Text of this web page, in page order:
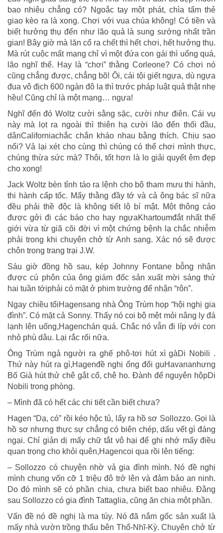
bao nhiêu chẳng có? Ngoắc tay một phát, chìa tấm thẻ
giao kèo ra là xong. Chơi với vua chúa không! Có tiền và
biết hưởng thụ đến như lão quả là sung sướng nhất trần
gian! Bây giờ mà lăn cổ ra chết thì hết chơi, hết hưởng thụ.
Mà rút cuộc mất mạng chỉ vì một đứa con gái thì uổng quá,
lão nghĩ thế. Hay là “chơi” thằng Corleone? Có chơi nó
cũng chẳng được, chẳng bõ! Ôi, cái tội giết ngựa, dù ngựa
đua vô địch 600 ngàn đô la thì trước pháp luật quả thật nhẹ
hều! Cũng chỉ là một mạng… ngựa!
Nghĩ đến đó Woltz cười sằng sặc, cười như điên. Cái vụ
này mà lọt ra ngoài thì thiên hạ cười lão đến thối đầu,
dânCaliforniachắc chắn kháo nhau bằng thích. Chịu sao
nổi? Vả lại xét cho cùng thì chúng có thể chơi mình thực,
chúng thừa sức mà? Thôi, tốt hơn là lo giải quyết êm đẹp
cho xong!
Jack Woltz bèn tỉnh táo ra lệnh cho bộ tham mưu thi hành,
thi hành cấp tốc. Mấy thằng đầy tớ và cả ông bác sĩ nữa
đều phải thề độc là không tiết lộ bí mật. Một thông cáo
được gởi đi các báo cho hay ngựaKhartoumđắt nhất thế
giới vừa từ giã cõi đời vì một chứng bệnh lạ chắc nhiễm
phải trong khi chuyên chở từ Anh sang. Xác nó sẽ được
chôn trong trang trại J.W.
Sáu giờ đồng hồ sau, kép Johnny Fontane bỗng nhận
được cú phôn của ông giám đốc sản xuất mời sáng thứ
hai tuần tớiphải có mặt ở phim trường để nhận “rôn”.
Ngay chiều tốiHagensang nhà Ông Trùm họp “hội nghị gia
đình”. Có mặt cả Sonny. Thấy nó coi bộ mệt mỏi nâng ly đá
lạnh lên uống,Hagenchán quá. Chắc nó vẫn đi líp với con
nhỏ phù dâu. Lại rắc rối nữa.
Ông Trùm ngả người ra ghế phô-tơi hút xì gàDi Nobili .
Thứ này hút ra gì,Hagenđề nghị ổng đổi guHavananhưng
Bố Già hút thử chê gắt cổ, chê ho. Đành để nguyên hộpDi
Nobili trong phòng.
– Mình đã có hết các chi tiết cần biết chưa?
Hagen “Dạ, có” rồi kéo hộc tủ, lấy ra hồ sơ Sollozzo. Gọi là
hồ sơ nhưng thực sự chẳng có biên chép, dấu vết gì đáng
ngại. Chỉ giản dị mấy chữ tắt vô hại để ghi nhớ mấy điều
quan trọng cho khỏi quên,Hagencoi qua rồi lên tiếng:
– Sollozzo có chuyện nhờ vả gia đình mình. Nó đề nghị
mình chung vốn cỡ 1 triệu đô trở lên và đảm bảo an ninh.
Do đó mình sẽ có phần chia, chưa biết bao nhiêu. Đằng
sau Sollozzo có gia đình Tattaglia, cũng ăn chia một phần.
Vấn đề nó đề nghị là ma túy. Nó đã nắm gốc sản xuất là
mấy nhà vườn trồng thẩu bên Thổ-Nhĩ-Kỳ. Chuyên chở từ